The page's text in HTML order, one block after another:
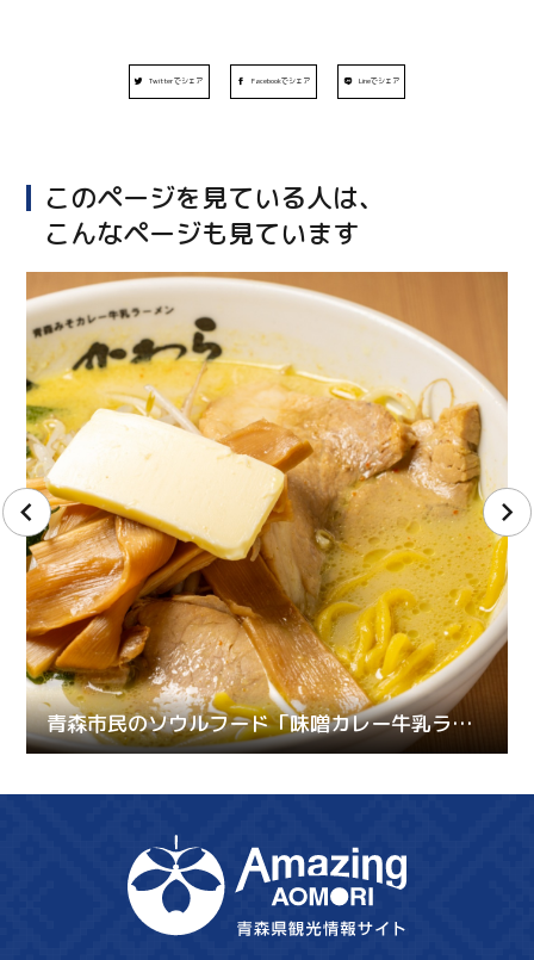
Twitterでシェア Facebookでシェア Lineでシェア
このページを見ている人は、
こんなページも見ています
青森市民のソウルフード「味噌カレー牛乳ラーメン」